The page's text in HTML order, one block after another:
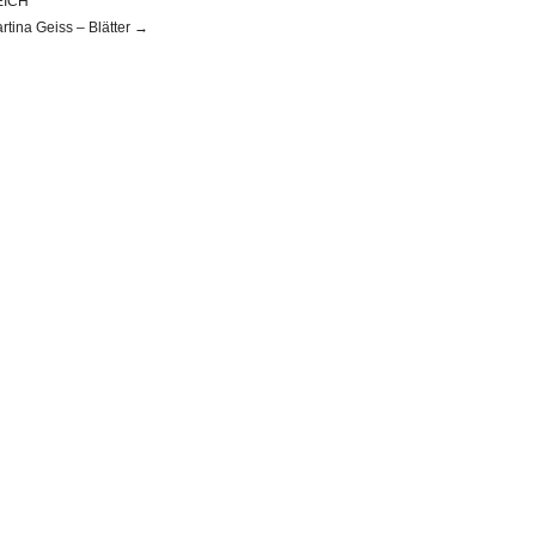
Geiss – Blätter →